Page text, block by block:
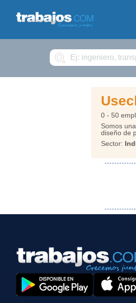
Buscar
0 - 50
Somos
diseño de
Sector: